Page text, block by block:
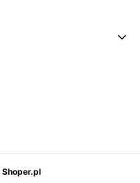
Shoper.pl